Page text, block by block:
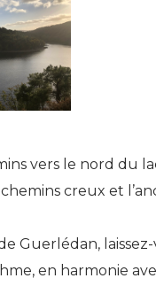
vers le nord du
creux et
Guerlédan,
en harmonie